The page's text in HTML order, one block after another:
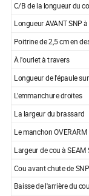
C/B de la longueur du
Longueur AVANT SNP
Poitrine de 2,5 cm en
À l'ourlet à travers
Longueur de l'épaule
L'emmanchure droites
La largeur du brassard
Le manchon OVERARM
Largeur de cou à SEAM
Cou avant chute de SNP
Baisse de l'arrière du